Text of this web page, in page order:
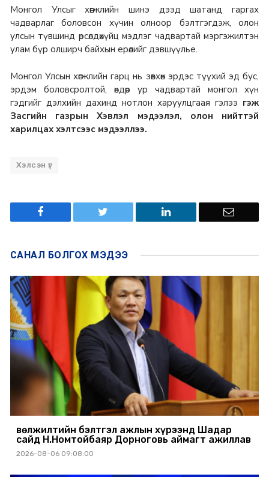
Монгол Улсыг хөгжлийн шинэ дээд шатанд гаргах
чадварлаг боловсон хүчин олноор бэлтгэгдэж, олон
улсын түвшинд өрсөлдөхүйц мэдлэг чадвартай мэргэжилтэн
улам бүр олширч байхын ерөөлийг дэвшүүлье.
Монгол Улсын хөгжлийн гарц нь зөвхөн эрдэс түүхий эд бус,
эрдэм боловсролтой, өндөр ур чадвартай монгол хүн
гэдгийг дэлхийн дахинд нотлон харуулцгаая гэлээ гэж
Засгийн газрын Хэвлэл мэдээлэл, олон нийттэй
харилцах хэлтсээс мэдээллээ.
Хэлсэн үг
САНАЛ БОЛГОХ МЭДЭЭ
Өвөлжилтийн бэлтгэл ажлын хүрээнд Шадар
сайд Н.Номтойбаяр Дорноговь аймагт ажиллав
2026-08-06 09:08:00